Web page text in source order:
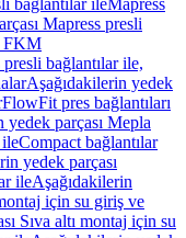
bağlantılar ileMapress
Mapress presli
FKM
bağlantılar ile,
Aşağıdakilerin yedek
FlowFit pres bağlantıları
yedek parçası Mepla
ileCompact bağlantılar
yedek parçası
ileAşağıdakilerin
için su giriş ve
Sıva altı montaj için su